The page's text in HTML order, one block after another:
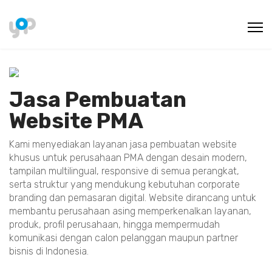
Jasa Pembuatan
Website PMA
Kami menyediakan layanan jasa pembuatan website
khusus untuk perusahaan PMA dengan desain modern,
tampilan multilingual, responsive di semua perangkat,
serta struktur yang mendukung kebutuhan corporate
branding dan pemasaran digital. Website dirancang untuk
membantu perusahaan asing memperkenalkan layanan,
produk, profil perusahaan, hingga mempermudah
komunikasi dengan calon pelanggan maupun partner
bisnis di Indonesia.